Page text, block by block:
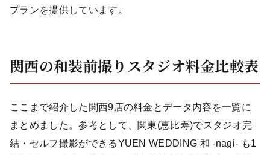
プランを提供しています。
関西の和装前撮りスタジオ料金比較表
ここまで紹介した関西9店の料金とデータ内容を一覧に
まとめました。参考として、関東(恵比寿)でスタジオ完
結・セルフ撮影ができるYUEN WEDDING 和 -nagi- も1